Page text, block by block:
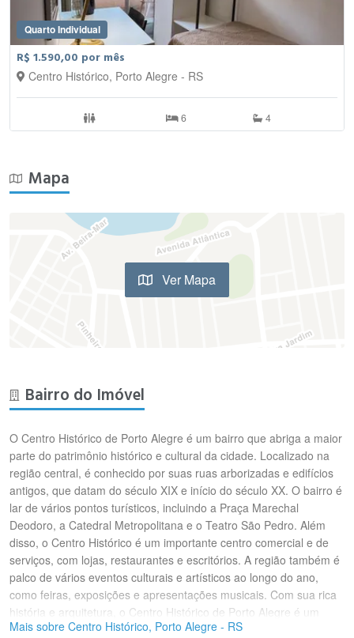
Quarto Individual
R$ 1.590,00 por mês
Centro Histórico, Porto Alegre - RS
6 4
Mapa
Ver Mapa
Bairro do Imóvel
O Centro Histórico de Porto Alegre é um bairro que abriga a maior
parte do patrimônio histórico e cultural da cidade. Localizado na
região central, é conhecido por suas ruas arborizadas e edifícios
antigos, que datam do século XIX e início do século XX. O bairro é
lar de vários pontos turísticos, incluindo a Praça Marechal
Deodoro, a Catedral Metropolitana e o Teatro São Pedro. Além
disso, o Centro Histórico é um importante centro comercial e de
serviços, com lojas, restaurantes e escritórios. A região também é
palco de vários eventos culturais e artísticos ao longo do ano,
como feiras, exposições e apresentações musicais. Com sua rica
história e arquitetura, o Centro Histórico de Porto Alegre é um
destino popular para turistas e moradores da cidade.
Mais sobre Centro Histórico, Porto Alegre - RS